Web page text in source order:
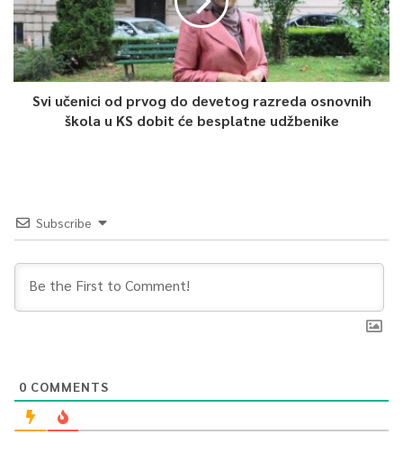
Osvrćući se na medijske navode, ministar kaže da nema nikakav
dokaz o navodnoj pojavi slučaja tuberkuloze u Zavodu Pazarić
prije tri godine. Ministarstvo stoga traži informaciju od
nadležnih iz socijalnog i zdravstvenog sektora je li to istina
budući da pojavu ove bolesti treba prijavljivati jer je zarazna.
uvjetima, što Ministarstvo također želi promijeniti.
Ministar je demantovao da on instistira samo na odgovornosti
osobe koja je snimala sporni video-materijal iz Pazarića, već je
istina, dodao je, da traži od nadležnih preispitivanje
samom, ministru.
Svi učenici od prvog do devetog razreda osnovnih
škola u KS dobit će besplatne udžbenike
Subscribe
0 COMMENTS